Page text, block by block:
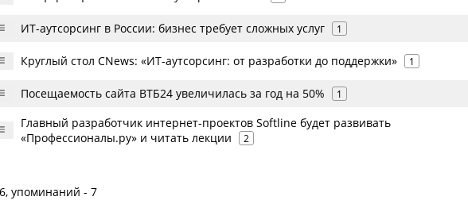
ИТ-аутсорсинг в России: бизнес требует сложных услуг 1
Круглый стол CNews: «ИТ-аутсорсинг: от разработки до поддержки» 1
Посещаемость сайта ВТБ24 увеличилась за год на 50% 1
Главный разработчик интернет-проектов Softline будет развивать
«Профессионалы.ру» и читать лекции
2
упоминаний - 7